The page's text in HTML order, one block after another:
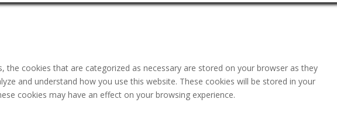
cookies that are categorized as necessary are stored on your browser as they
and understand how you use this website. These cookies will be stored in your
cookies may have an effect on your browsing experience.